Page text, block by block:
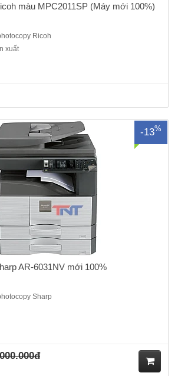
màu MPC2011SP (Máy mới 100%)
Ricoh
xuất
-13%
AR-6031NV mới 100%- Chức năng chính :
in 2 mặt- chia bộ điện tử- Tốc độ : 31 trang
: 600x600dpi, Chia bộ điện tử lắp sẵn- Bộ tự
AR-6031NV mới 100%
Sharp